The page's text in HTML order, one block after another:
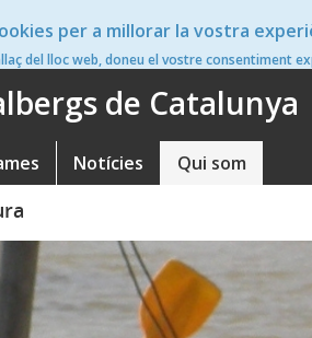
per a millorar la vostra
del lloc web, doneu el vostre consentiment
de Catalunya
Notícies Qui som